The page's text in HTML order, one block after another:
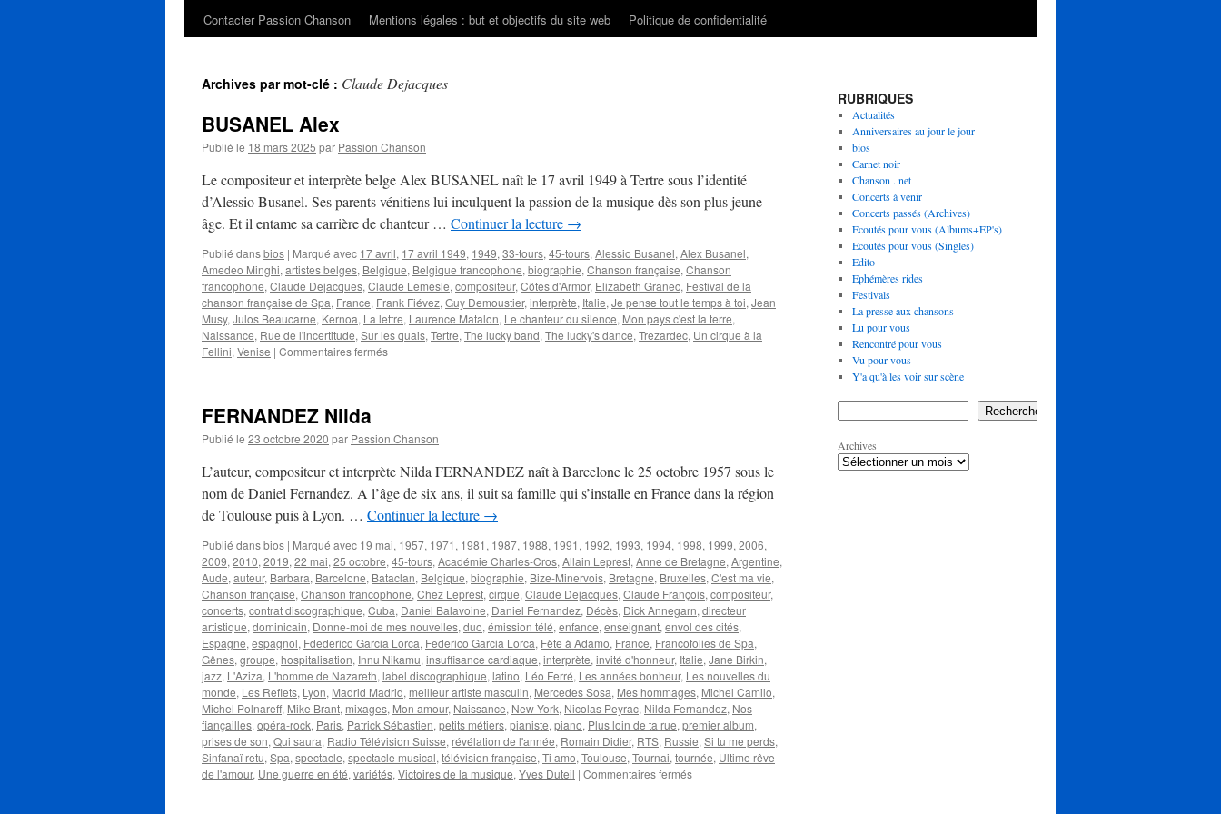
Contacter Passion Chanson
Mentions légales : but et objectifs du site web Politique de confidentialité
Archives par mot-clé : Claude Dejacques
BUSANEL Alex
Publié le 18 mars 2025 par Passion Chanson
Le compositeur et interprète belge Alex BUSANEL naît le 17 avril 1949 à Tertre sous l’identité
d’Alessio Busanel. Ses parents vénitiens lui inculquent la passion de la musique dès son plus jeune
âge. Et il entame sa carrière de chanteur … Continuer la lecture →
Publié dansbios | Marqué avec 17 avril, 17 avril 1949, 1949, 33-tours, 45-tours, Alessio Busanel, Alex Busanel,
Amedeo Minghi, artistes belges, Belgique, Belgique francophone, biographie, Chanson française, Chanson
francophone, Claude Dejacques, Claude Lemesle, compositeur, Côtes d'Armor, Elizabeth Granec, Festival de la
chanson française de Spa, France, Frank Fiévez, Guy Demoustier, interprète, Italie, Je pense tout le temps à toi, Jean
Musy, Julos Beaucarne, Kernoa, La lettre, Laurence Matalon, Le chanteur du silence, Mon pays c'est la terre,
Naissance, Rue de l'incertitude, Sur les quais, Tertre, The lucky band, The lucky's dance, Trezardec, Un cirque à la
Fellini, Venise | Commentaires ferméssur
FERNANDEZ Nilda
Publié le 23 octobre 2020 par Passion Chanson
L’auteur, compositeur et interprète Nilda FERNANDEZ naît à Barcelone le 25 octobre 1957 sous le
nom de Daniel Fernandez. A l’âge de six ans, il suit sa famille qui s’installe en France dans la région
de Toulouse puis à Lyon. … Continuer la lecture →
Publié dansbios | Marqué avec 19 mai, 1957, 1971 , 1981 , 1987, 1988, 1991 , 1992, 1993, 1994, 1998, 1999, 2006,
2009, 2010, 2019, 22 mai, 25 octobre, 45-tours, Académie Charles-Cros, Allain Leprest, Anne de Bretagne, Argentine,
Aude, auteur, Barbara, Barcelone, Bataclan, Belgique, biographie, Bize-Minervois, Bretagne, Bruxelles, C'est ma vie,
Chanson française, Chanson francophone, Chez Leprest, cirque, Claude Dejacques, Claude François, compositeur,
concerts, contrat discographique, Cuba, Daniel Balavoine, Daniel Fernandez, Décès, Dick Annegarn, directeur
artistique, dominicain, Donne-moi de mes nouvelles, duo, émission télé, enfance, enseignant, envol des cités,
Espagne, espagnol, Fdederico Garcia Lorca, Federico Garcia Lorca, Fête à Adamo, France, Francofolies de Spa,
Gênes, groupe, hospitalisation, Innu Nikamu, insuffisance cardiaque, interprète, invité d'honneur, Italie, Jane Birkin,
jazz, L'Aziza, L'homme de Nazareth, label discographique, latino, Léo Ferré, Les années bonheur, Les nouvelles du
monde, Les Reflets, Lyon, Madrid Madrid, meilleur artiste masculin, Mercedes Sosa, Mes hommages, Michel Camilo,
Michel Polnareff, Mike Brant, mixages, Mon amour, Naissance, New York, Nicolas Peyrac, Nilda Fernandez, Nos
fiançailles, opéra-rock, Paris, Patrick Sébastien, petits métiers, pianiste, piano, Plus loin de ta rue, premier album,
prises de son, Qui saura, Radio Télévision Suisse, révélation de l'année, Romain Didier, RTS, Russie, Si tu me perds,
Sinfanaï retu, Spa, spectacle, spectacle musical, télévision française, Ti amo, Toulouse, Tournai, tournée, Ultime rêve
de l'amour, Une guerre en été, variétés, Victoires de la musique, Yves Duteil | Commentaires ferméssur
RUBRIQUES
Actualités
Anniversaires au jour le jour
bios
Carnet noir
Chanson . net
Concerts à venir
Concerts passés (Archives)
Ecoutés pour vous (Albums+EP's)
Ecoutés pour vous (Singles)
Edito
Ephémères rides
Festivals
La presse aux chansons
Lu pour vous
Rencontré pour vous
Vu pour vous
Y'a qu'à les voir sur scène
Rechercher
Archives